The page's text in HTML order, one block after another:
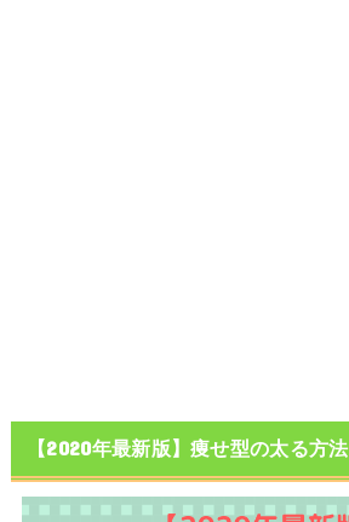
【2020年最新版】痩せ型の太る方法